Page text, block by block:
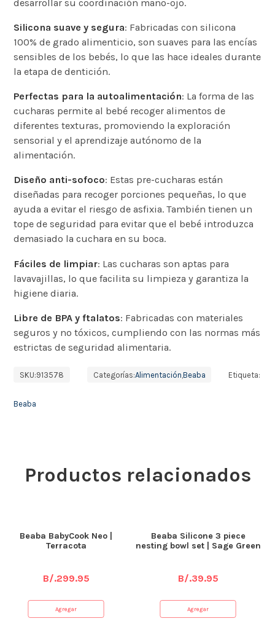
desarrollar su coordinación mano-ojo.
Silicona suave y segura: Fabricadas con silicona
100% de grado alimenticio, son suaves para las encías
sensibles de los bebés, lo que las hace ideales durante
la etapa de dentición.
Perfectas para la autoalimentación: La forma de las
cucharas permite al bebé recoger alimentos de
diferentes texturas, promoviendo la exploración
sensorial y el aprendizaje autónomo de la
alimentación.
Diseño anti-sofoco: Estas pre-cucharas están
diseñadas para recoger porciones pequeñas, lo que
ayuda a evitar el riesgo de asfixia. También tienen un
tope de seguridad para evitar que el bebé introduzca
demasiado la cuchara en su boca.
Fáciles de limpiar: Las cucharas son aptas para
lavavajillas, lo que facilita su limpieza y garantiza la
higiene diaria.
Libre de BPA y ftalatos: Fabricadas con materiales
seguros y no tóxicos, cumpliendo con las normas más
estrictas de seguridad alimentaria.
SKU:913578 Categorías:Alimentación Beaba Etiqueta:
Beaba
Productos relacionados
Beaba BabyCook Neo |
Terracota
B/.299.95
Agregar
Beaba Silicone 3 piece
nesting bowl set | Sage Green
B/.39.95
Agregar